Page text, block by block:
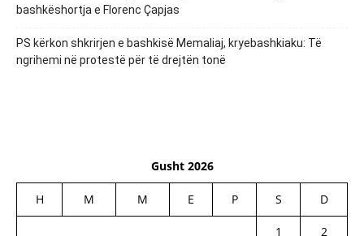
bashkëshortja e Florenc Çapjas
PS kërkon shkrirjen e bashkisë Memaliaj, kryebashkiaku: Të
ngrihemi në protestë për të drejtën tonë
Gusht 2026
H M M E P S D
1
2